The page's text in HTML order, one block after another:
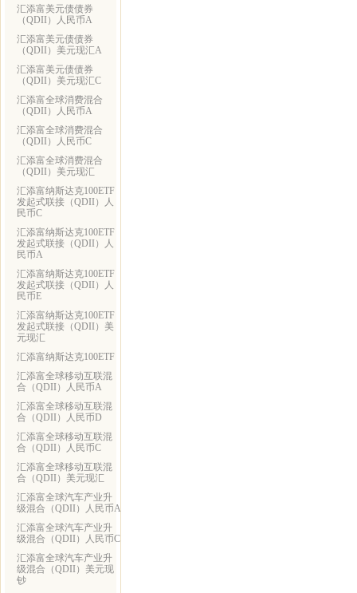
汇添富美元债债券
（QDII）人民币A
汇添富美元债债券
（QDII）美元现汇A
汇添富美元债债券
（QDII）美元现汇C
汇添富全球消费混合
（QDII）人民币A
汇添富全球消费混合
（QDII）人民币C
汇添富全球消费混合
（QDII）美元现汇
汇添富纳斯达克100ETF
发起式联接（QDII）人
民币C
汇添富纳斯达克100ETF
发起式联接（QDII）人
民币A
汇添富纳斯达克100ETF
发起式联接（QDII）人
民币E
汇添富纳斯达克100ETF
发起式联接（QDII）美
元现汇
汇添富纳斯达克100ETF
汇添富全球移动互联混
合（QDII）人民币A
汇添富全球移动互联混
合（QDII）人民币D
汇添富全球移动互联混
合（QDII）人民币C
汇添富全球移动互联混
合（QDII）美元现汇
汇添富全球汽车产业升
级混合（QDII）人民币A
汇添富全球汽车产业升
级混合（QDII）人民币C
汇添富全球汽车产业升
级混合（QDII）美元现
钞